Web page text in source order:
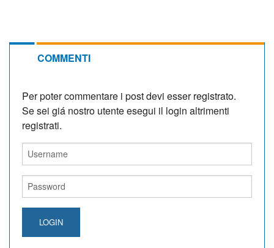
COMMENTI
Per poter commentare i post devi esser registrato.
Se sei giá nostro utente esegui il login altrimenti
registrati.
LOGIN